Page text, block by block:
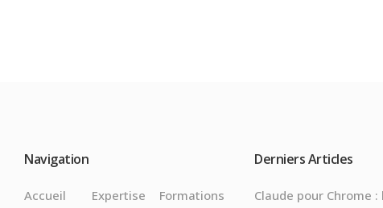
Navigation
Accueil Expertise Formations
Derniers Articles
Claude pour Chrome :